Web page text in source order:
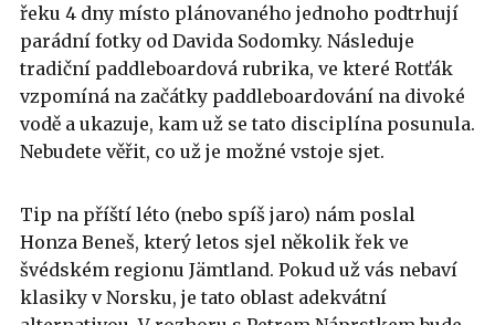
řeku 4 dny místo plánovaného jednoho podtrhují
parádní fotky od Davida Sodomky. Následuje
tradiční paddleboardová rubrika, ve které Rotťák
vzpomíná na začátky paddleboardování na divoké
vodě a ukazuje, kam už se tato disciplína posunula.
Nebudete věřit, co už je možné vstoje sjet.
Tip na příští léto (nebo spíš jaro) nám poslal
Honza Beneš, který letos sjel několik řek ve
švédském regionu Jämtland. Pokud už vás nebaví
klasiky v Norsku, je tato oblast adekvátní